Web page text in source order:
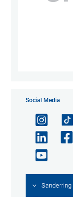
Social Media
Sanderring